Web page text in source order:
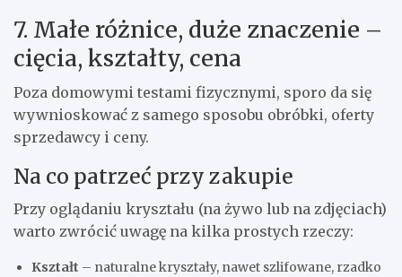
7. Małe różnice, duże znaczenie –
cięcia, kształty, cena
Poza domowymi testami fizycznymi, sporo da się
wywnioskować z samego sposobu obróbki, oferty
sprzedawcy i ceny.
Na co patrzeć przy zakupie
Przy oglądaniu kryształu (na żywo lub na zdjęciach)
warto zwrócić uwagę na kilka prostych rzeczy:
Kształt – naturalne kryształy, nawet szlifowane, rzadko